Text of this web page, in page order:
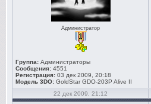
Администратор
Группа: Администраторы
Сообщения: 4551
Регистрация: 03 дек 2009, 20:18
Модель 3DO: GoldStar GDO-203P Alive II
22 дек 2009, 21:12